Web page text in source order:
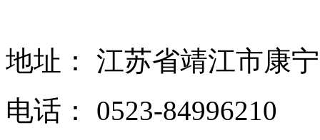
地址：
江苏省靖江市康
电话：
0523-84996210